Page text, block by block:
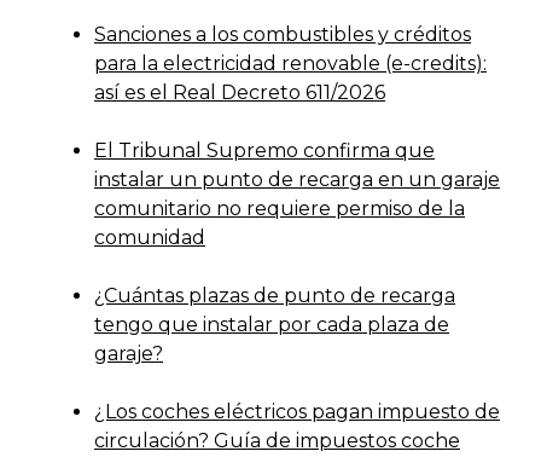
Sanciones a los combustibles y créditos
para la electricidad renovable (e-credits):
así es el Real Decreto 611/2026
El Tribunal Supremo confirma que
instalar un punto de recarga en un garaje
comunitario no requiere permiso de la
comunidad
¿Cuántas plazas de punto de recarga
tengo que instalar por cada plaza de
garaje?
¿Los coches eléctricos pagan impuesto de
circulación? Guía de impuestos coche